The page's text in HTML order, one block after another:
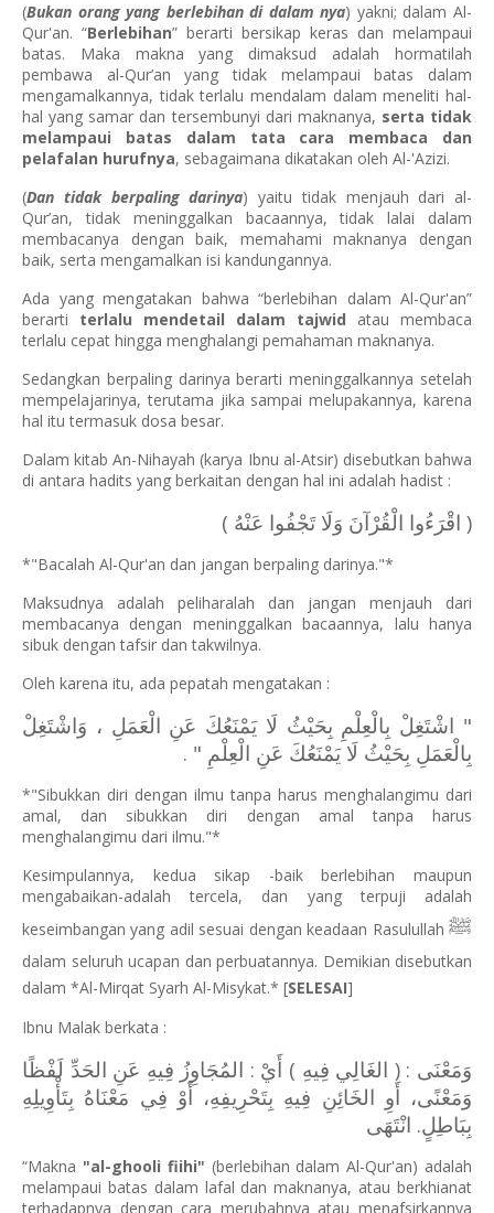
(Bukan orang yang berlebihan di dalam nya) yakni; dalam Al-
Qur'an. “Berlebihan” berarti bersikap keras dan melampaui
batas. Maka makna yang dimaksud adalah hormatilah
pembawa al-Qur’an yang tidak melampaui batas dalam
mengamalkannya, tidak terlalu mendalam dalam meneliti hal-
hal yang samar dan tersembunyi dari maknanya, serta tidak
melampaui batas dalam tata cara membaca dan
pelafalan hurufnya, sebagaimana dikatakan oleh Al-'Azizi.
(Dan tidak berpaling darinya) yaitu tidak menjauh dari al-
Qur’an, tidak meninggalkan bacaannya, tidak lalai dalam
membacanya dengan baik, memahami maknanya dengan
baik, serta mengamalkan isi kandungannya.
Ada yang mengatakan bahwa “berlebihan dalam Al-Qur'an”
berarti terlalu mendetail dalam tajwid atau membaca
terlalu cepat hingga menghalangi pemahaman maknanya.
Sedangkan berpaling darinya berarti meninggalkannya setelah
mempelajarinya, terutama jika sampai melupakannya, karena
hal itu termasuk dosa besar.
Dalam kitab An-Nihayah (karya Ibnu al-Atsir) disebutkan bahwa
di antara hadits yang berkaitan dengan hal ini adalah hadist :
( اقْرَءُوا الْقُرْآنَ وَلَا تَجْفُوا عَنْهُ )
*"Bacalah Al-Qur'an dan jangan berpaling darinya."*
Maksudnya adalah peliharalah dan jangan menjauh dari
membacanya dengan meninggalkan bacaannya, lalu hanya
sibuk dengan tafsir dan takwilnya.
Oleh karena itu, ada pepatah mengatakan :
" اشْتَغِلْ بِالْعِلْمِ بِحَيْثُ لَا يَمْنَعُكَ عَنِ الْعَمَلِ ، وَاشْتَغِلْ
بِالْعَمَلِ بِحَيْثُ لَا يَمْنَعُكَ عَنِ الْعِلْمِ " .
*"Sibukkan diri dengan ilmu tanpa harus menghalangimu dari
amal, dan sibukkan diri dengan amal tanpa harus
menghalangimu dari ilmu."*
Kesimpulannya, kedua sikap -baik berlebihan maupun
mengabaikan-adalah tercela, dan yang terpuji adalah
keseimbangan yang adil sesuai dengan keadaan Rasulullah ﷺ
dalam seluruh ucapan dan perbuatannya. Demikian disebutkan
dalam *Al-Mirqat Syarh Al-Misykat.* [SELESAI]
Ibnu Malak berkata :
وَمَعْنَى : ( الغَالِي فِيهِ ) أَيْ : المُجَاوِزُ فِيهِ عَنِ الحَدِّ لَفْظًا
وَمَعْنًى، أَوِ الخَائِنِ فِيهِ بِتَحْرِيفِهِ، أَوْ فِي مَعْنَاهُ بِتَأْوِيلِهِ
بِبَاطِلٍ. انْتَهَى
“Makna "al-ghooli fiihi" (berlebihan dalam Al-Qur'an) adalah
melampaui batas dalam lafal dan maknanya, atau berkhianat
terhadapnya dengan cara merubahnya atau menafsirkannya